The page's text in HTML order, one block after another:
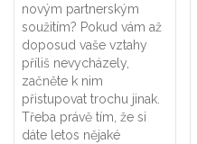
novým partnerským
soužitím? Pokud vám až
doposud vaše vztahy
příliš nevycházely,
začněte k nim
přistupovat trochu jinak.
Třeba právě tím, že si
dáte letos nějaké